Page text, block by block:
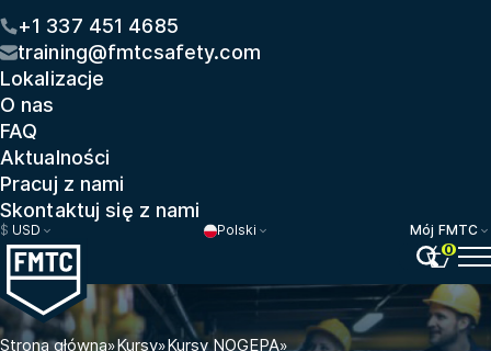
+1 337 451 4685
training@fmtcsafety.com
Lokalizacje
O nas
FAQ
Aktualności
Pracuj z nami
Skontaktuj się z nami
$ USD Polski
Mój FMTC
0
Strona główna»Kursy»Kursy NOGEPA»